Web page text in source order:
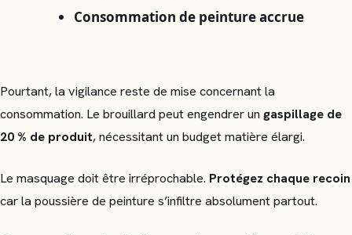
Consommation de peinture accrue
Pourtant, la vigilance reste de mise concernant la
consommation. Le brouillard peut engendrer un gaspillage de
20 % de produit, nécessitant un budget matière élargi.
Le masquage doit être irréprochable. Protégez chaque recoin
car la poussière de peinture s’infiltre absolument partout.